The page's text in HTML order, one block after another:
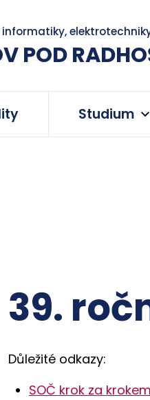
POD
Studium
39.
Důležité odkazy:
SOČ krok za krokem